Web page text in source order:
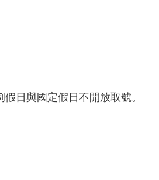
日與國定假日不開放取號。